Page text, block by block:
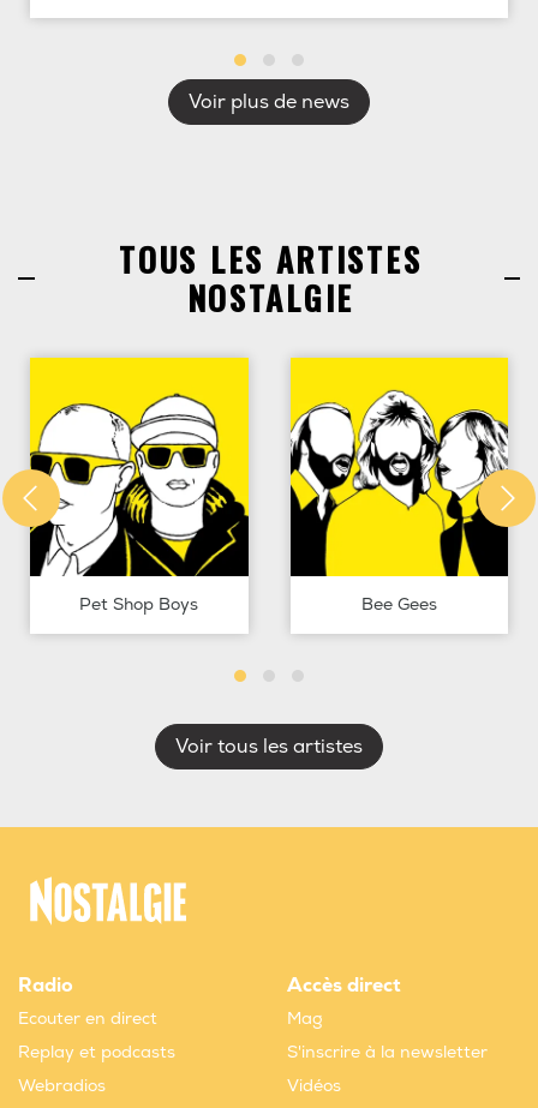
Voir plus de news
TOUS LES ARTISTES
NOSTALGIE
Pet Shop Boys Bee Gees
Voir tous les artistes
Radio
Ecouter en direct
Replay et podcasts
Webradios
Accès direct
Mag
S'inscrire à la newsletter
Vidéos